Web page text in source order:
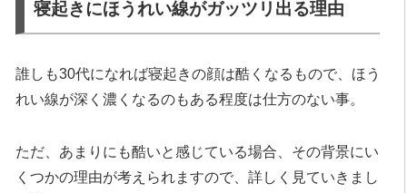
寝起きにほうれい線がガッツリ出る理由
誰しも30代になれば寝起きの顔は酷くなるもので、ほう
れい線が深く濃くなるのもある程度は仕方のない事。
ただ、あまりにも酷いと感じている場合、その背景にい
くつかの理由が考えられますので、詳しく見ていきまし